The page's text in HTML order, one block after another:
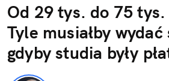
Od 29 tys. do 75
Tyle musiałby
gdyby studia były